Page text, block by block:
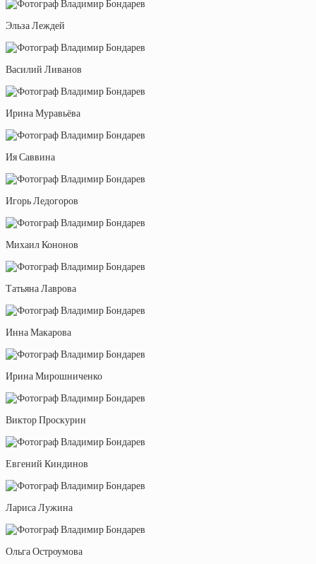
Эльза Леждей
Василий Ливанов
Ирина Муравьёва
Ия Саввина
Игорь Ледогоров
Михаил Кононов
Татьяна Лаврова
Инна Макарова
Ирина Мирошниченко
Виктор Проскурин
Евгений Киндинов
Лариса Лужина
Ольга Остроумова